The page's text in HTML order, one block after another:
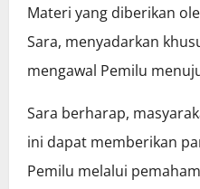
Materi yang diberikan
Sara, menyadarkan
mengawal Pemilu
Sara berharap,
ini dapat memberikan
Pemilu melalui